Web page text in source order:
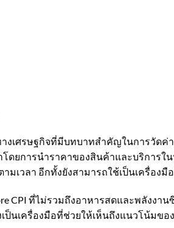
างเศรษฐกิจที่มีบทบาทสำคัญในการวัด
ดยการนำราคาของสินค้าและบริการใ
เวลา อีกทั้งยังสามารถใช้เป็นเครื่องมื
CPI ที่ไม่รวมถึงอาหารสดและพลังงา
ป็นเครื่องมือที่ช่วยให้เห็นถึงแนวโน้มข